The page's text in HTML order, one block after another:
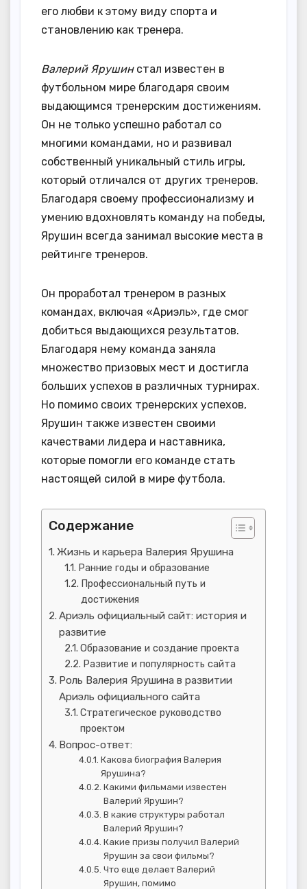
его любви к этому виду спорта и
становлению как тренера.
Валерий Ярушинстал известен в
футбольном мире благодаря своим
выдающимся тренерским достижениям.
Он не только успешно работал со
многими командами, но и развивал
собственный уникальный стиль игры,
который отличался от других тренеров.
Благодаря своему профессионализму и
умению вдохновлять команду на победы,
Ярушин всегда занимал высокие места в
рейтинге тренеров.
Он проработал тренером в разных
командах, включая «Ариэль», где смог
добиться выдающихся результатов.
Благодаря нему команда заняла
множество призовых мест и достигла
больших успехов в различных турнирах.
Но помимо своих тренерских успехов,
Ярушин также известен своими
качествами лидера и наставника,
которые помогли его команде стать
настоящей силой в мире футбола.
Содержание
Жизнь и карьера Валерия Ярушина
Ранние годы и образование
Профессиональный путь и
достижения
Ариэль официальный сайт: история и
развитие
Образование и создание проекта
Развитие и популярность сайта
Роль Валерия Ярушина в развитии
Ариэль официального сайта
Стратегическое руководство
проектом
Вопрос-ответ:
Какова биография Валерия
Ярушина?
Какими фильмами известен
Валерий Ярушин?
В какие структуры работал
Валерий Ярушин?
Какие призы получил Валерий
Ярушин за свои фильмы?
Что еще делает Валерий
Ярушин, помимо